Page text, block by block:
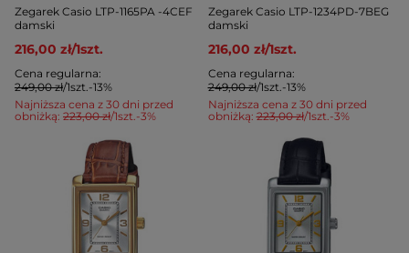
Zegarek Casio LTP-1165PA -4CEF
damski
216,00 zł/1szt.
Najniższa cena z 30 dni przed
obniżką: 223,00 zł/1szt.-3%
Cena regularna:
249,00 zł/1szt.-13%
Zegarek Casio LTP-1234PD-7BEG
damski
216,00 zł/1szt.
Najniższa cena z 30 dni przed
obniżką:223,00 zł/1szt.-3%
Cena regularna:
249,00 zł/1szt.-13%